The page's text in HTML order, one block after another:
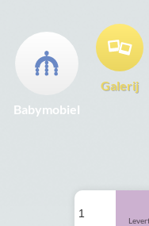
Babymobiel
Galerij